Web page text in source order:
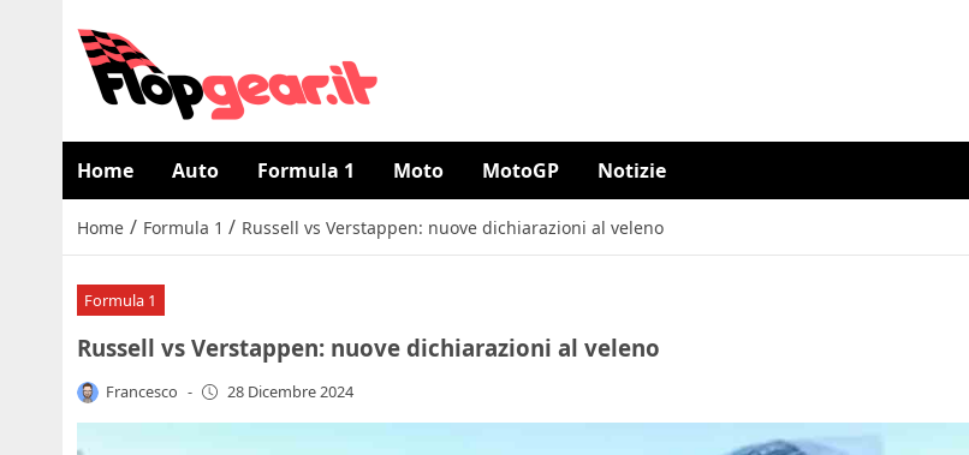
Home Auto Formula 1 Moto MotoGP Notizie
Home / Formula 1 / Russell vs Verstappen: nuove dichiarazioni al veleno
Formula 1
Russell vs Verstappen: nuove dichiarazioni al veleno
Francesco - 28 Dicembre 2024